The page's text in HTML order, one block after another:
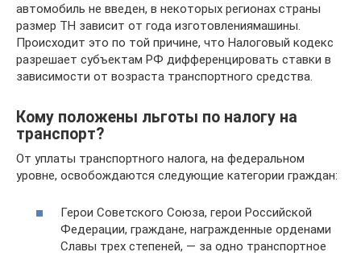
автомобиль не введен, в некоторых регионах страны
размер ТН зависит от года изготовлениямашины.
Происходит это по той причине, что Налоговый кодекс
разрешает субъектам РФ дифференцировать ставки в
зависимости от возраста транспортного средства.
Кому положены льготы по налогу на
транспорт?
От уплаты транспортного налога, на федеральном
уровне, освобождаются следующие категории граждан:
Герои Советского Союза, герои Российской
Федерации, граждане, награжденные орденами
Славы трех степеней, — за одно транспортное